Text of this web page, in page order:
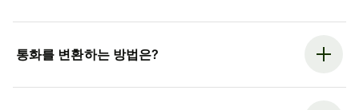
통화를 변환하는 방법은?